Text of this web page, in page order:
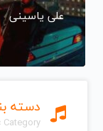
علی یاسینی
دسته
Category